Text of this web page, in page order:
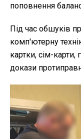
поповнення
Під час обшуків
комп'ютерну
картки, сім-карти,
докази